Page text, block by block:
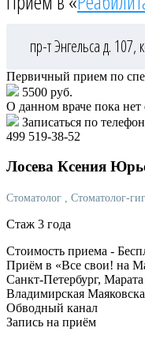
пр-т Энгельса д. 107,
Первичный прием по
5500 руб.
О данном враче пока нет
Записаться по
499 519-38-52
Лосева Ксения
Стоматолог , Стоматолог-
Стаж 3 года
Стоимость приема -
Приём в «Все свои! на
Санкт-Петербург,
Владимирская
Обводный канал
Запись на приём